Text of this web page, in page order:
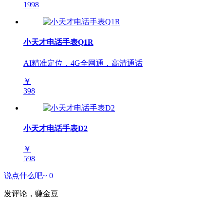
1998
小天才电话手表Q1R
AI精准定位，4G全网通，高清通话
￥
398
小天才电话手表D2
￥
598
说点什么吧~ 0
发评论，赚金豆